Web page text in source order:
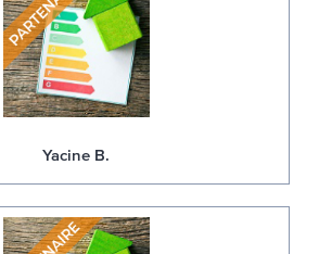
Yacine B.